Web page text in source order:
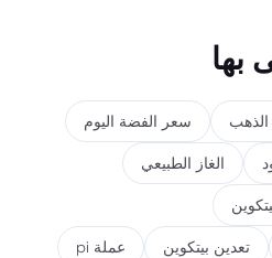
بها
الذهب سعر الفضة اليوم
الغاز الطبيعي
تعدين بيتكوين عملة pi